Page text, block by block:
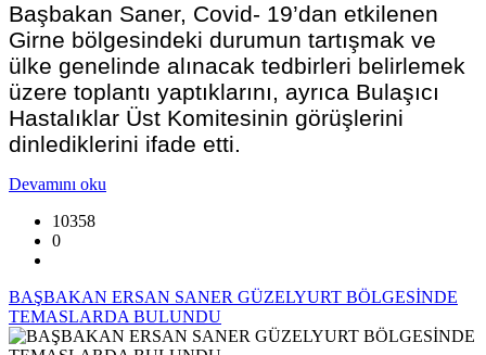
Başbakan Saner, Covid- 19’dan etkilenen
Girne bölgesindeki durumun tartışmak ve
ülke genelinde alınacak tedbirleri belirlemek
üzere toplantı yaptıklarını, ayrıca Bulaşıcı
Hastalıklar Üst Komitesinin görüşlerini
dinlediklerini ifade etti.
Devamını oku
10358
0
BAŞBAKAN ERSAN SANER GÜZELYURT BÖLGESİNDE
TEMASLARDA BULUNDU